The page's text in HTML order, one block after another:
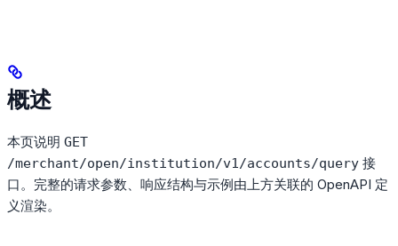
概述
本页说明 GET
/merchant/open/institution/v1/accounts/query 接
口。完整的请求参数、响应结构与示例由上方关联的 OpenAPI 定
义渲染。